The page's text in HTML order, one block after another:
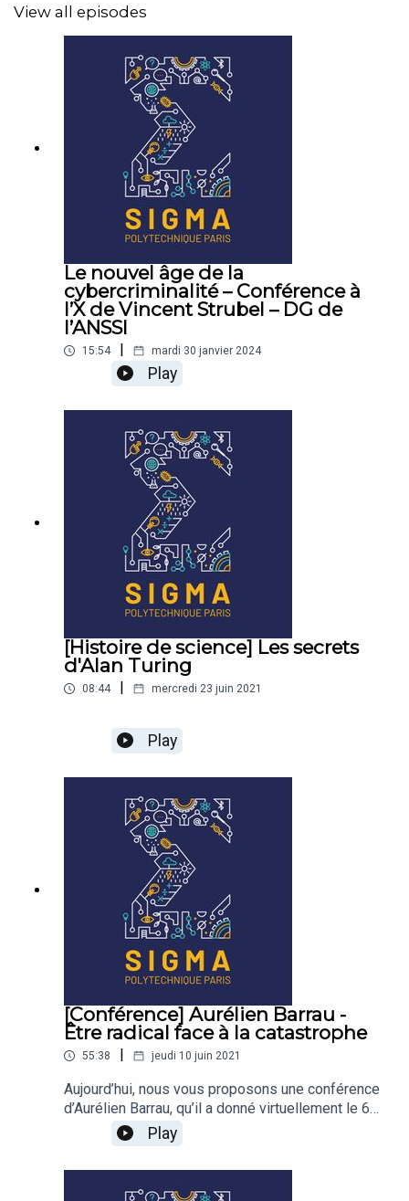
View all episodes
Le nouvel âge de la
cybercriminalité – Conférence à
l’X de Vincent Strubel – DG de
l’ANSSI
15:54 mardi 30 janvier 2024
Play
[Histoire de science] Les secrets
d'Alan Turing
08:44 mercredi 23 juin 2021
Play
[Conférence] Aurélien Barrau -
Être radical face à la catastrophe
55:38 jeudi 10 juin 2021
Aujourd’hui, nous vous proposons une conférence
d’Aurélien Barrau, qu’il a donné virtuellement le 6
mai 2021, aux élèves de l’École polytechnique,
dans le cadre des conférences Coriolis pour
l’environnement. Le thème : Face à la catastrophe
écologique, ne pas être radical a-t-il encore un
Play